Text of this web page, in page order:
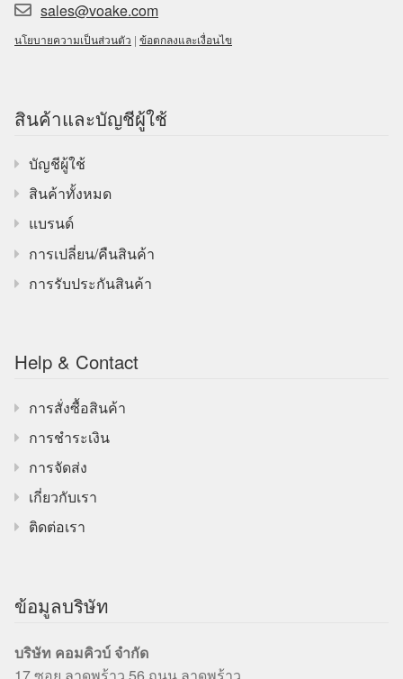
sales@voake.com
นโยบายความเป็นส่วนตัว | ข้อตกลงและเงื่อนไข
สินค้าและบัญชีผู้ใช้
บัญชีผู้ใช้
สินค้าทั้งหมด
แบรนด์
การเปลี่ยน/คืนสินค้า
การรับประกันสินค้า
Help & Contact
การสั่งซื้อสินค้า
การชำระเงิน
การจัดส่ง
เกี่ยวกับเรา
ติดต่อเรา
ข้อมูลบริษัท
บริษัท คอมคิวบ์ จำกัด